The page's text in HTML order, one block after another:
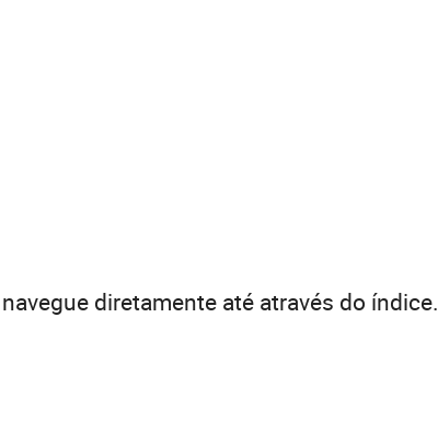
diretamente até através do índice.